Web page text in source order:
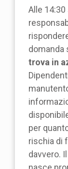
Alle
domanda
trova in
per
rischia di
davvero. Il